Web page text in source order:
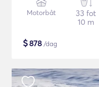
Motorbåt
33 fot
10 m
$878 /dag